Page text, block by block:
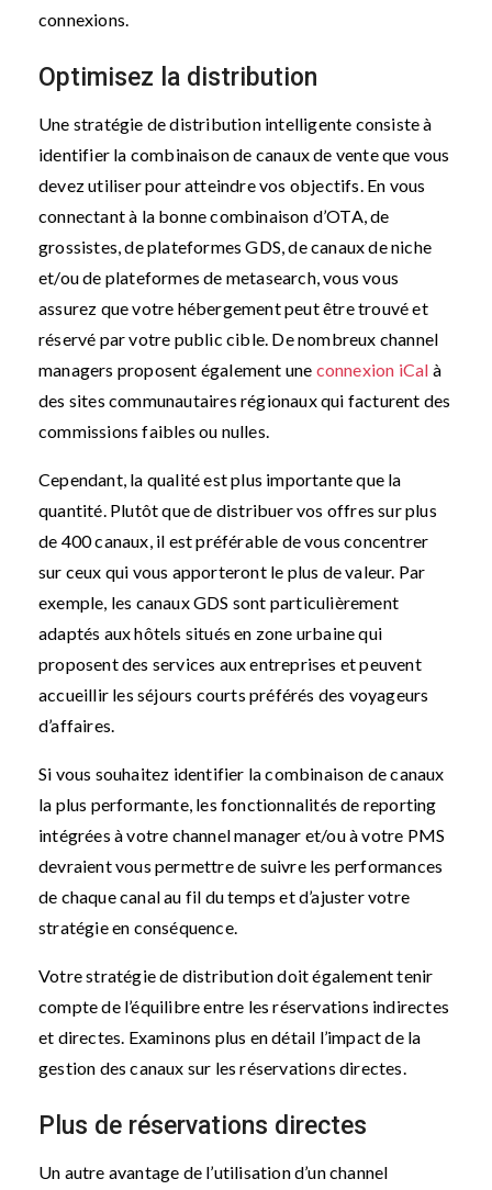
connexions.
Optimisez la distribution
Une stratégie de distribution intelligente consiste à
identifier la combinaison de canaux de vente que vous
devez utiliser pour atteindre vos objectifs. En vous
connectant à la bonne combinaison d’OTA, de
grossistes, de plateformes GDS, de canaux de niche
et/ou de plateformes de metasearch, vous vous
assurez que votre hébergement peut être trouvé et
réservé par votre public cible. De nombreux channel
managers proposent également une connexion iCal à
des sites communautaires régionaux qui facturent des
commissions faibles ou nulles.
Cependant, la qualité est plus importante que la
quantité. Plutôt que de distribuer vos offres sur plus
de 400 canaux, il est préférable de vous concentrer
sur ceux qui vous apporteront le plus de valeur. Par
exemple, les canaux GDS sont particulièrement
adaptés aux hôtels situés en zone urbaine qui
proposent des services aux entreprises et peuvent
accueillir les séjours courts préférés des voyageurs
d’affaires.
Si vous souhaitez identifier la combinaison de canaux
la plus performante, les fonctionnalités de reporting
intégrées à votre channel manager et/ou à votre PMS
devraient vous permettre de suivre les performances
de chaque canal au fil du temps et d’ajuster votre
stratégie en conséquence.
Votre stratégie de distribution doit également tenir
compte de l’équilibre entre les réservations indirectes
et directes. Examinons plus en détail l’impact de la
gestion des canaux sur les réservations directes.
Plus de réservations directes
Un autre avantage de l’utilisation d’un channel